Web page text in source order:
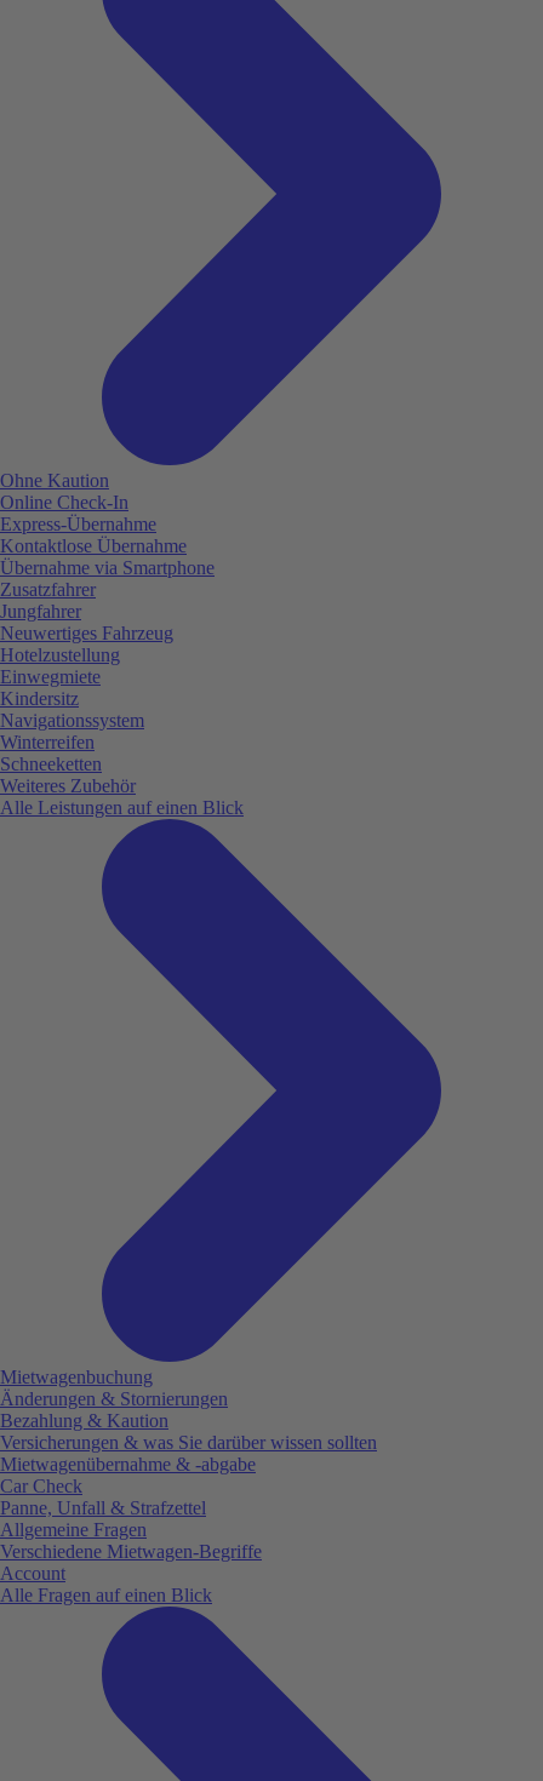
Ohne Kaution
Online Check-In
Express-Übernahme
Kontaktlose Übernahme
Übernahme via Smartphone
Zusatzfahrer
Jungfahrer
Neuwertiges Fahrzeug
Hotelzustellung
Einwegmiete
Kindersitz
Navigationssystem
Winterreifen
Schneeketten
Weiteres Zubehör
Alle Leistungen auf einen Blick
Mietwagenbuchung
Änderungen & Stornierungen
Bezahlung & Kaution
Versicherungen & was Sie darüber wissen sollten
Mietwagenübernahme & -abgabe
Car Check
Panne, Unfall & Strafzettel
Allgemeine Fragen
Verschiedene Mietwagen-Begriffe
Account
Alle Fragen auf einen Blick